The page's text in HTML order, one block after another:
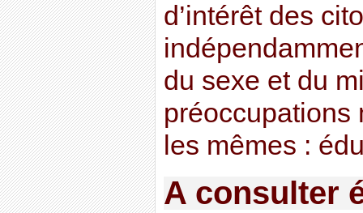
d’intérêt des
du sexe et du
préoccupations
les mêmes :
A consulter